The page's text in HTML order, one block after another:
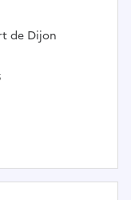
de Dijon
services